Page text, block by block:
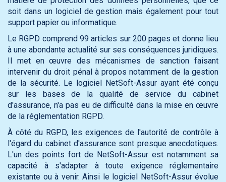
soit dans un logiciel de gestion mais également pour tout
support papier ou informatique.
Le RGPD comprend 99 articles sur 200 pages et donne lieu
à une abondante actualité sur ses conséquences juridiques.
Il met en œuvre des mécanismes de sanction faisant
intervenir du droit pénal à propos notamment de la gestion
de la sécurité. Le logiciel NetSoft-Assur ayant été conçu
sur les bases de la qualité de service du cabinet
d'assurance, n'a pas eu de difficulté dans la mise en œuvre
de la réglementation RGPD.
À côté du RGPD, les exigences de l'autorité de contrôle à
l'égard du cabinet d'assurance sont presque anecdotiques.
L'un des points fort de NetSoft-Assur est notamment sa
capacité à s'adapter à toute exigence réglementaire
existante ou à venir. Ainsi le logiciel NetSoft-Assur évolue